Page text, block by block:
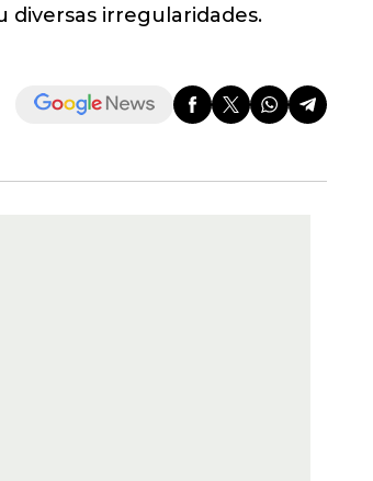
diversas irregularidades.